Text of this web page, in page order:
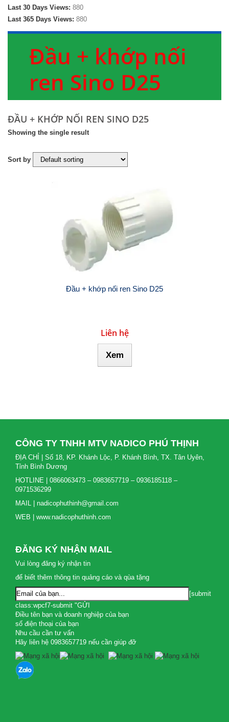
Last 30 Days Views: 880
Last 365 Days Views: 880
Đầu + khớp nối
ren Sino D25
ĐẦU + KHỚP NỐI REN SINO D25
Showing the single result
Sort by
Đầu + khớp nối ren Sino D25
Liên hệ
Xem
CÔNG TY TNHH MTV NADICO PHÚ THỊNH
ĐỊA CHỈ | Số 18, KP. Khánh Lộc, P. Khánh Bình, TX. Tân Uyên,
Tỉnh Bình Dương
HOTLINE | 0866063473 – 0983657719 – 0936185118 –
0971536299
MAIL | nadicophuthinh@gmail.com
WEB | www.nadicophuthinh.com
ĐĂNG KÝ NHẬN MAIL
Vui lòng đăng ký nhận tin
để biết thêm thông tin quảng cáo và qùa tặng
[submit
class:wpcf7-submit "GỬI
Điều tên bạn và doanh nghiệp của bạn
số điện thoại của bạn
Nhu cầu cần tư vấn
Hãy liên hệ 0983657719 nếu cần giúp đỡ